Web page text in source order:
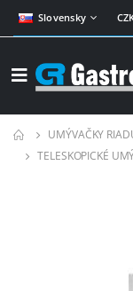
Slovensky
UMÝVAČKY
TELESKOPICKÉ